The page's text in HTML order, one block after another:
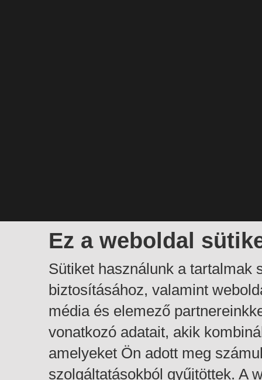
Ez a weboldal
Sütiket használunk a tartalmak
biztosításához, valamint
média és elemező
vonatkozó adatait, akik
amelyeket Ön adott meg
szolgáltatásokból gyűjtöttek. A